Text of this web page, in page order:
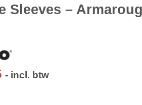
Sleeves –
- incl. btw